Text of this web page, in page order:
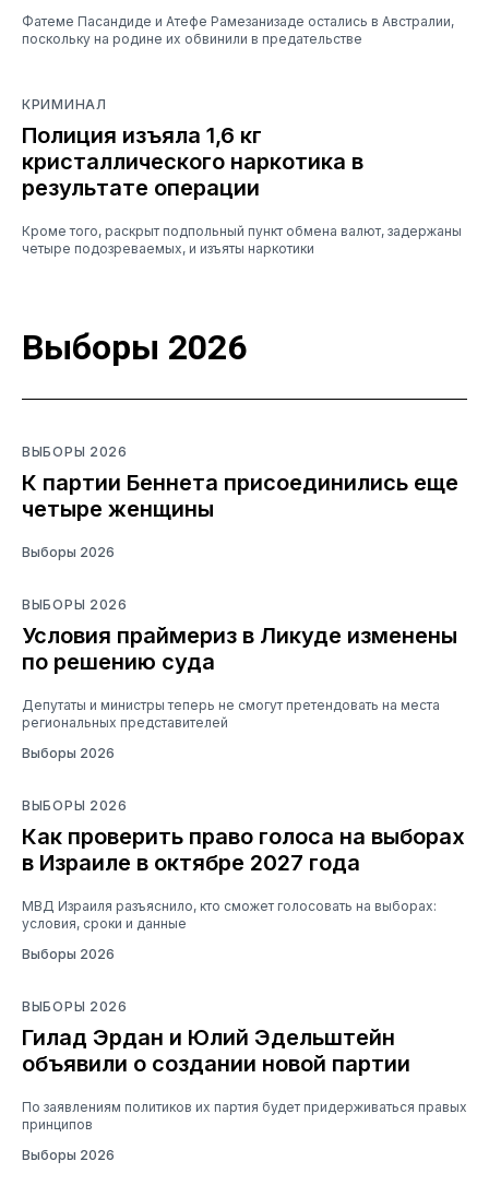
Фатеме Пасандиде и Атефе Рамезанизаде остались в Австралии,
поскольку на родине их обвинили в предательстве
КРИМИНАЛ
Полиция изъяла 1,6 кг
кристаллического наркотика в
результате операции
Кроме того, раскрыт подпольный пункт обмена валют, задержаны
четыре подозреваемых, и изъяты наркотики
Выборы 2026
ВЫБОРЫ 2026
К партии Беннета присоединились еще
четыре женщины
Выборы 2026
ВЫБОРЫ 2026
Условия праймериз в Ликуде изменены
по решению суда
Депутаты и министры теперь не смогут претендовать на места
региональных представителей
Выборы 2026
ВЫБОРЫ 2026
Как проверить право голоса на выборах
в Израиле в октябре 2027 года
МВД Израиля разъяснило, кто сможет голосовать на выборах:
условия, сроки и данные
Выборы 2026
ВЫБОРЫ 2026
Гилад Эрдан и Юлий Эдельштейн
объявили о создании новой партии
По заявлениям политиков их партия будет придерживаться правых
принципов
Выборы 2026